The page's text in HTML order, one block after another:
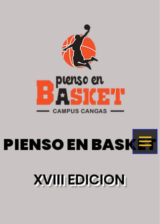
XVIII EDICION
PIENSO EN BASKET
PIENSO EN BASKET